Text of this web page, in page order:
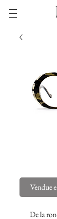
Vendue
De la